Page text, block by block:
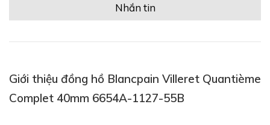
Nhắn tin
Giới thiệu đồng hồ Blancpain Villeret Quantième
Complet 40mm 6654A-1127-55B